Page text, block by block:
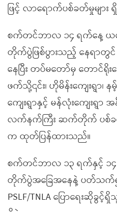
ဖြင့် လာရောက်ပစ်ခတ်မှုမျ
စက်တင်ဘာလ ၁၄ ရက်နေ့
တိုက်ပွဲဖြစ်ပွားသည့် နေရာ
နေပြီး တပ်မတော်မှ တောင်ရိုး
ဖက်သို့၎င်း၊ ဟိုမိန်းကျေးရွာ၊ န
ကျေးရွာနှင့် မန်လုံးကျေးရွာ
လက်နက်ကြီး ဆက်တိုက် ပစ်ခ
က ထုတ်ပြန်ထားသည်။
စက်တင်ဘာလ ၁၃ ရက်နှင့် ၁
တိုက်ပွဲအခြေအနေနဲ့ ပတ်သက်
PSLF/TNLA ပြောရေးဆိုခွ